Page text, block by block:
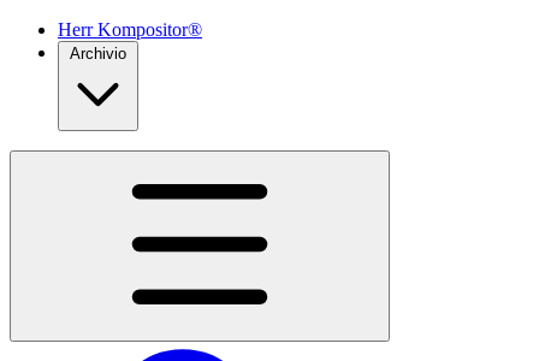
Herr Kompositor®
Archivio